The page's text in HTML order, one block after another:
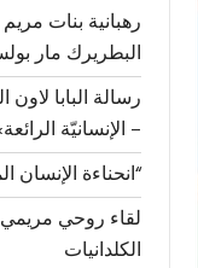
رهبانية بنات
البطريرك مار
– الإنسانيّة
“انحناءة الإنسان
لقاء روحي مريمي
الكلدانيات